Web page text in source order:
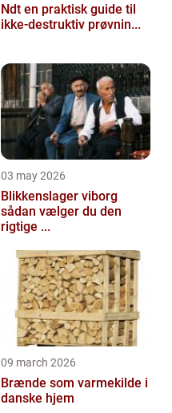
Ndt en praktisk guide til
ikke-destruktiv prøvnin...
03 may 2026
Blikkenslager viborg
sådan vælger du den
rigtige ...
09 march 2026
Brænde som varmekilde i
danske hjem